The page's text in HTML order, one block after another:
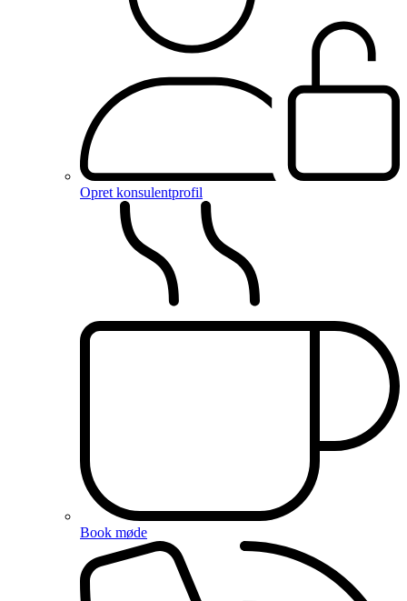
Opret konsulentprofil
Book møde